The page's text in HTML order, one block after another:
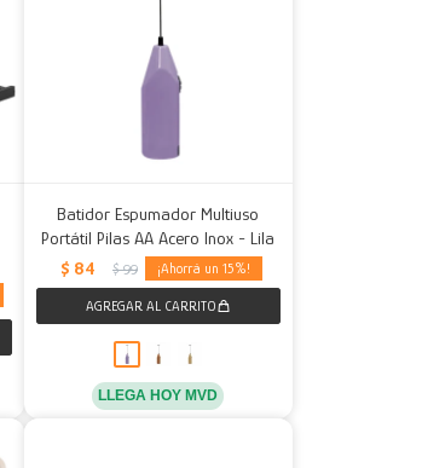
Batidor Espumador Multiuso
Portátil Pilas AA Acero Inox - Lila
$ 84 $ 99 15
LLEGA HOY MVD